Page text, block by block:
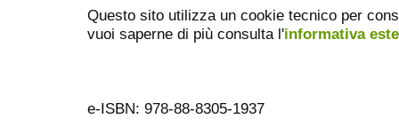
Questo sito utilizza un cookie tecnico per
vuoi saperne di più consulta l'informativa
e-ISBN: 978-88-8305-1937